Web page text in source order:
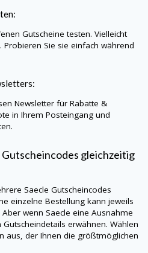
Gutscheine testen. Vielleicht
Sie sie einfach während
Newsletter für Rabatte &
in Ihrem Posteingang und
Gutscheincodes gleichzeitig
Saecle Gutscheincodes
einzelne Bestellung kann jeweils
wenn Saecle eine Ausnahme
erwähnen. Wählen
aus, der Ihnen die größtmöglichen